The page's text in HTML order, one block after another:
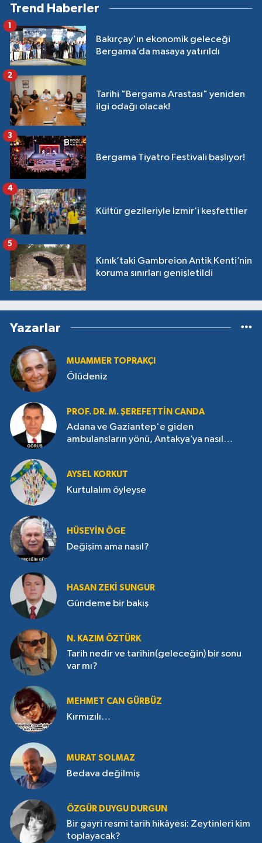
Trend Haberler
Bakırçay'ın ekonomik geleceği
Bergama’da masaya yatırıldı
1
Tarihi "Bergama Arastası" yeniden
ilgi odağı olacak!
2
Bergama Tiyatro Festivali başlıyor!
3
Kültür gezileriyle İzmir’i keşfettiler
4
Kınık’taki Gambreion Antik Kenti’nin
koruma sınırları genişletildi
5
Yazarlar
MUAMMER TOPRAKÇI
Ölüdeniz
PROF. DR. M. ŞEREFETTIN CANDA
Adana ve Gaziantep'e giden
ambulansların yönü, Antakya’ya nasıl
AYSEL KORKUT
Kurtulalım öyleyse
HÜSEYIN ÖGE
Değişim ama nasıl?
HASAN ZEKI SUNGUR
Gündeme bir bakış
N. KAZIM ÖZTÜRK
Tarih nedir ve tarihin(geleceğin) bir sonu
var mı?
MEHMET CAN GÜRBÜZ
Kırmızılı…
MURAT SOLMAZ
Bedava değilmiş
ÖZGÜR DUYGU DURGUN
Bir gayri resmi tarih hikâyesi: Zeytinleri kim
toplayacak?